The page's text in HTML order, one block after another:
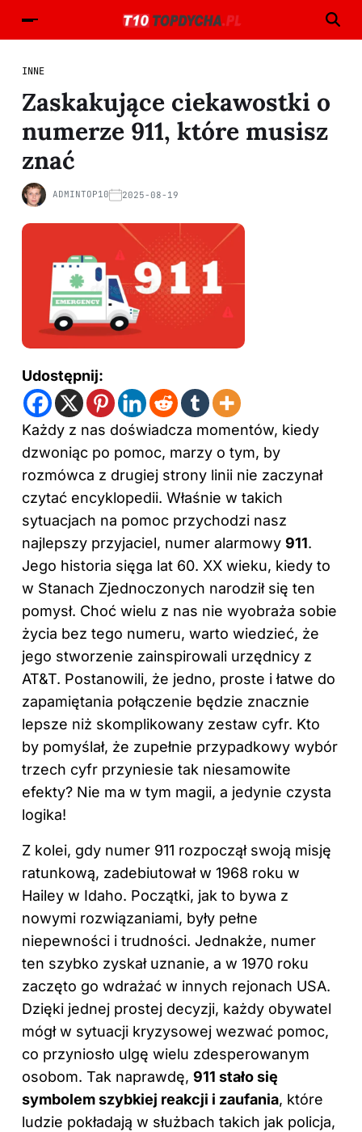
INNE
Zaskakujące ciekawostki o
numerze 911, które musisz
znać
ADMINTOP10 2025-08-19
Udostępnij:
Każdy z nas doświadcza momentów, kiedy
dzwoniąc po pomoc, marzy o tym, by
rozmówca z drugiej strony linii nie zaczynał
czytać encyklopedii. Właśnie w takich
sytuacjach na pomoc przychodzi nasz
najlepszy przyjaciel, numer alarmowy 911.
Jego historia sięga lat 60. XX wieku, kiedy to
w Stanach Zjednoczonych narodził się ten
pomysł. Choć wielu z nas nie wyobraża sobie
życia bez tego numeru, warto wiedzieć, że
jego stworzenie zainspirowali urzędnicy z
AT&T. Postanowili, że jedno, proste i łatwe do
zapamiętania połączenie będzie znacznie
lepsze niż skomplikowany zestaw cyfr. Kto
by pomyślał, że zupełnie przypadkowy wybór
trzech cyfr przyniesie tak niesamowite
efekty? Nie ma w tym magii, a jedynie czysta
logika!
Z kolei, gdy numer 911 rozpoczął swoją misję
ratunkową, zadebiutował w 1968 roku w
Hailey w Idaho. Początki, jak to bywa z
nowymi rozwiązaniami, były pełne
niepewności i trudności. Jednakże, numer
ten szybko zyskał uznanie, a w 1970 roku
zaczęto go wdrażać w innych rejonach USA.
Dzięki jednej prostej decyzji, każdy obywatel
mógł w sytuacji kryzysowej wezwać pomoc,
co przyniosło ulgę wielu zdesperowanym
osobom. Tak naprawdę, 911 stało się
symbolem szybkiej reakcji i zaufania, które
ludzie pokładają w służbach takich jak policja,